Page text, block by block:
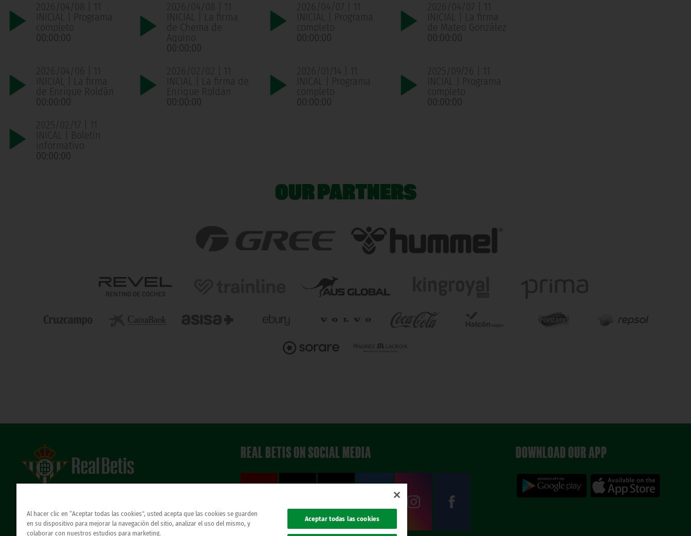
2026/04/08 | 11
INICIAL | Programa
completo
00:00:00
2026/04/08 | 11
INICIAL | La firma
de Chema de
Aquino
00:00:00
2026/04/07 | 11
INICIAL | Programa
completo
00:00:00
2026/04/07 | 11
INICIAL | La firma
de Mateo González
00:00:00
2026/04/06 | 11
INICIAL | La firma
de Enrique Roldán
00:00:00
2026/02/02 | 11
INCIAL | La firma de
Enrique Roldán
00:00:00
2026/01/14 | 11
INICAL | Programa
completo
00:00:00
2025/09/26 | 11
INCIAL | Programa
completo
00:00:00
2025/02/17 | 11
INICAL | Boletín
informativo
00:00:00
OUR PARTNERS
REAL BETIS ON SOCIAL MEDIA DOWNLOAD OUR APP
Al hacer clic en “Aceptar todas las cookies”, usted acepta que las cookies se guarden
en su dispositivo para mejorar la navegación del sitio, analizar el uso del mismo, y
colaborar con nuestros estudios para marketing.
Aceptar todas las cookies